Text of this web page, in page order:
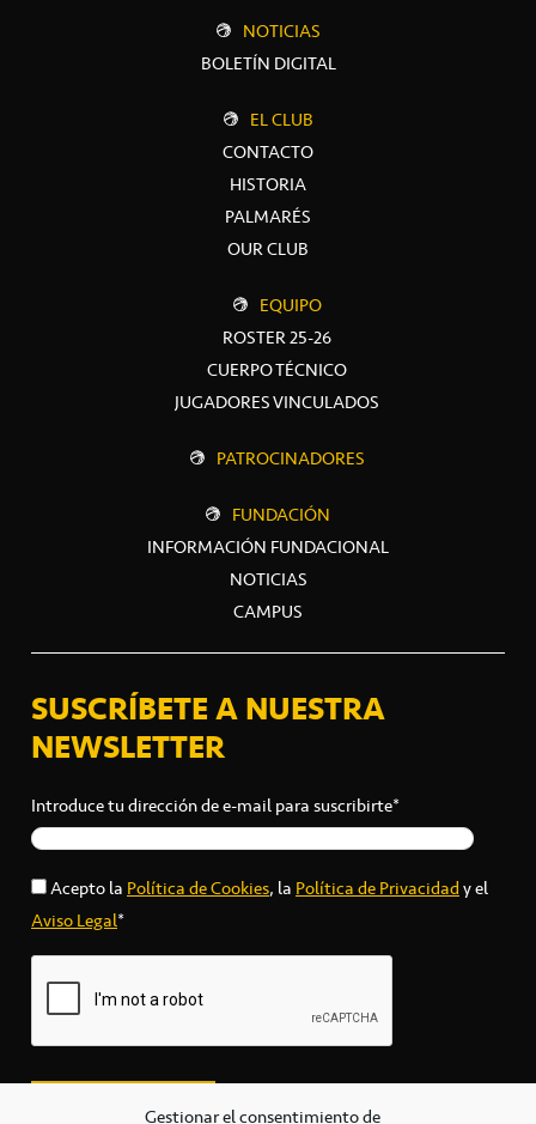
Gestionar el consentimiento de
NOTICIAS
BOLETÍN DIGITAL
EL CLUB
CONTACTO
HISTORIA
PALMARÉS
OUR CLUB
EQUIPO
ROSTER 25-26
CUERPO TÉCNICO
JUGADORES VINCULADOS
PATROCINADORES
FUNDACIÓN
INFORMACIÓN FUNDACIONAL
NOTICIAS
CAMPUS
SUSCRÍBETE A NUESTRA
NEWSLETTER
Introduce tu dirección de e-mail para suscribirte*
Acepto laPolítica de Cookies, laPolítica de Privacidady el
Aviso Legal*